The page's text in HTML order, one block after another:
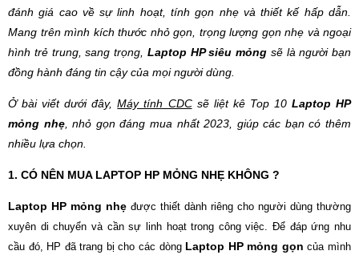
đánh giá cao về sự linh hoạt, tính gọn nhẹ và thiết kế hấp dẫn.
Mang trên mình kích thước nhỏ gọn, trọng lượng gọn nhẹ và ngoại
hình trẻ trung, sang trọng, Laptop HP siêu mỏng sẽ là người bạn
đồng hành đáng tin cậy của mọi người dùng.
Ở bài viết dưới đây,Máy tính CDCsẽ liệt kê Top 10 Laptop HP
mỏng nhẹ, nhỏ gọn đáng mua nhất 2023, giúp các bạn có thêm
nhiều lựa chọn.
1. CÓ NÊN MUA LAPTOP HP MỎNG NHẸ KHÔNG ?
Laptop HP mỏng nhẹ được thiết dành riêng cho người dùng thường
xuyên di chuyển và cần sự linh hoạt trong công việc. Để đáp ứng nhu
cầu đó, HP đã trang bị cho các dòng Laptop HP mỏng gọn của mình